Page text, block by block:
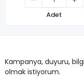
Adet
Kampanya, duyuru,
olmak istiyorum.